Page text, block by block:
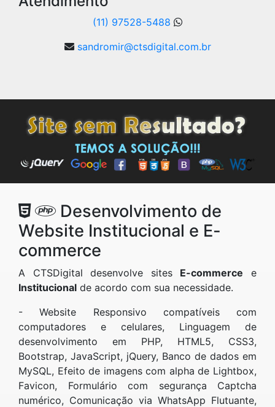
(11) 97528-5488
sandromir@ctsdigital.com.br
Desenvolvimento de
Website Institucional e E-
commerce
A CTSDigital desenvolve sites E-commerce e
Institucional de acordo com sua necessidade.
- Website Responsivo compatíveis com
computadores e celulares, Linguagem de
desenvolvimento em PHP, HTML5, CSS3,
Bootstrap, JavaScript, jQuery, Banco de dados em
MySQL, Efeito de imagens com alpha de Lightbox,
Favicon, Formulário com segurança Captcha
numérico, Comunicação via WhatsApp Flutuante,